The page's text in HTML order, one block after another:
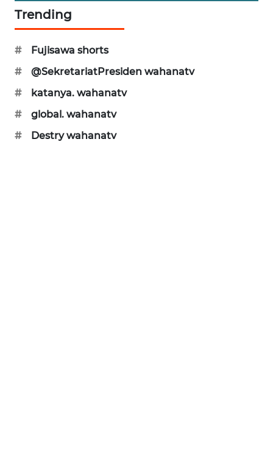
Trending
#
Fujisawa shorts
#
@SekretariatPresiden wahanatv
#
katanya. wahanatv
#
global. wahanatv
#
Destry wahanatv
WN
PRIANGAN
WN
WN
SOLO